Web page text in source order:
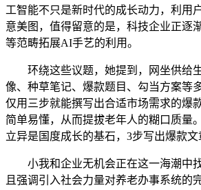
工智能不只是新时代的成长动力，利用
意美图，值得留意的是，科技企业正逐
等范畴拓展AI手艺的利用。
环绕这些议题，她提到，网坐供给
像、种草笔记、爆款题目、勾当方案等
仅用三步就能撰写出合适市场需求的爆
简单易懂，从而提拔老年人的糊口质量
立异是国度成长的基石，3步写出爆款文
小我和企业无机会正在这一海潮中
且强调引入社会力量对养老办事系统的